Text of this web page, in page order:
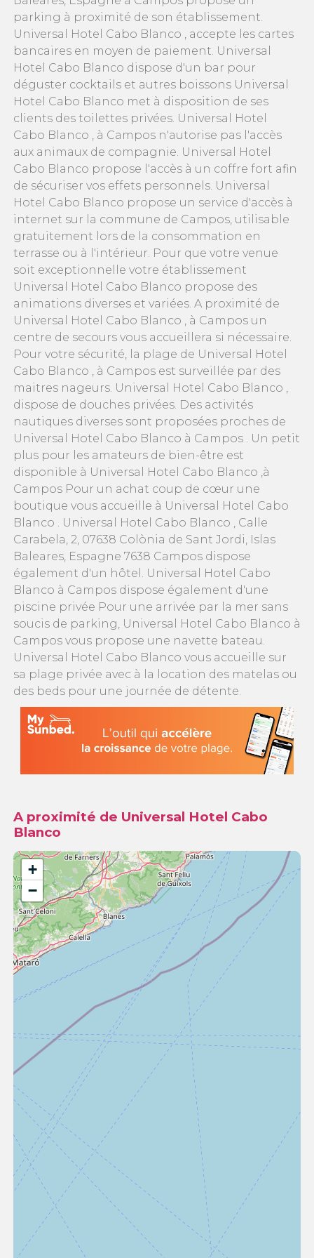
parking à proximité de son établissement.
Universal Hotel Cabo Blanco , accepte les cartes
bancaires en moyen de paiement. Universal
Hotel Cabo Blanco dispose d'un bar pour
déguster cocktails et autres boissons Universal
Hotel Cabo Blanco met à disposition de ses
clients des toilettes privées. Universal Hotel
Cabo Blanco , à Campos n'autorise pas l'accès
aux animaux de compagnie. Universal Hotel
Cabo Blanco propose l'accès à un coffre fort afin
de sécuriser vos effets personnels. Universal
Hotel Cabo Blanco propose un service d'accès à
internet sur la commune de Campos, utilisable
gratuitement lors de la consommation en
terrasse ou à l'intérieur. Pour que votre venue
soit exceptionnelle votre établissement
Universal Hotel Cabo Blanco propose des
animations diverses et variées. A proximité de
Universal Hotel Cabo Blanco , à Campos un
centre de secours vous accueillera si nécessaire.
Pour votre sécurité, la plage de Universal Hotel
Cabo Blanco , à Campos est surveillée par des
maitres nageurs. Universal Hotel Cabo Blanco ,
dispose de douches privées. Des activités
nautiques diverses sont proposées proches de
Universal Hotel Cabo Blanco à Campos . Un petit
plus pour les amateurs de bien-être est
disponible à Universal Hotel Cabo Blanco ,à
Campos Pour un achat coup de cœur une
boutique vous accueille à Universal Hotel Cabo
Blanco . Universal Hotel Cabo Blanco , Calle
Carabela, 2, 07638 Colònia de Sant Jordi, Islas
Baleares, Espagne 7638 Campos dispose
également d'un hôtel. Universal Hotel Cabo
Blanco à Campos dispose également d'une
piscine privée Pour une arrivée par la mer sans
soucis de parking, Universal Hotel Cabo Blanco à
Campos vous propose une navette bateau.
Universal Hotel Cabo Blanco vous accueille sur
sa plage privée avec à la location des matelas ou
des beds pour une journée de détente.
A proximité de Universal Hotel Cabo
Blanco
+
−